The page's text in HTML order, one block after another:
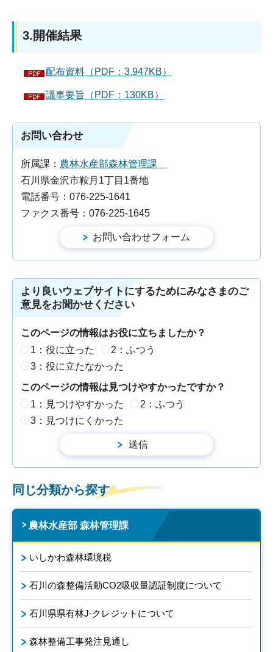
3.開催結果
配布資料（PDF：3,947KB）
議事要旨（PDF：130KB）
お問い合わせ
所属課： 農林水産部森林管理課
石川県金沢市鞍月1丁目1番地
電話番号：076-225-1641
ファクス番号：076-225-1645
より良いウェブサイトにするためにみなさまのご
意見をお聞かせください
このページの情報はお役に立ちましたか？
1：役に立った
2：ふつう
3：役に立たなかった
このページの情報は見つけやすかったですか？
1：見つけやすかった
2：ふつう
3：見つけにくかった
同じ分類から探す
農林水産部 森林管理課
いしかわ森林環境税
石川の森整備活動CO2吸収量認証制度について
石川県県有林J-クレジットについて
森林整備工事発注見通し